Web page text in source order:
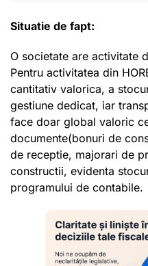
Situatie de fapt:
O societate are activitate
Pentru activitatea din
cantitativ valorica, a
gestiune dedicat, iar
face doar global valoric
documente(bonuri de
de receptie, majorari de
constructii, evidenta
programului de contabile.